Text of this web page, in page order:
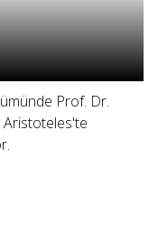
Prof. Dr.
Aristoteles'te